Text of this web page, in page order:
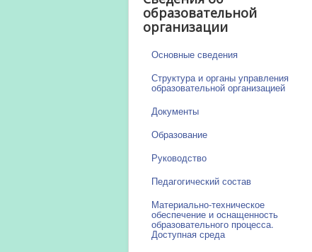
образовательной
организации
Основные сведения
Структура и органы управления
образовательной организацией
Документы
Образование
Руководство
Педагогический состав
Материально-техническое
обеспечение и оснащенность
образовательного процесса.
Доступная среда